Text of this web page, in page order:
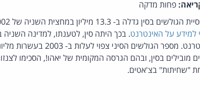
פחות מדקה
בסין גדלה ב- 13.3 מיליון במחצית השניה של 2002 והסכתמה ב- 59.1 מיליון בדיוק - כך קבע
למידע על האינטרנט. בכך היתה סין, לטענתו, למדינה
מספר הגולשים הסיני צפוי לעלות ב- 2003 בעשרות מליונים נוספים. בתוך כך
מובילים בסין, ובהם הגרסה המקומית של יאהו!, הסכימו
"שחיתות" בצ'אטים.